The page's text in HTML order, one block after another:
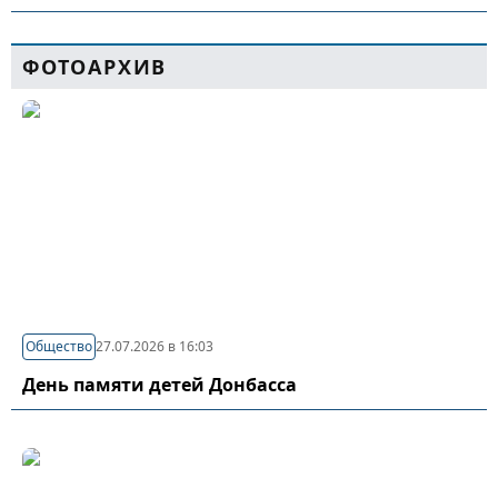
ФОТОАРХИВ
Общество27.07.2026 в 16:03
День памяти детей Донбасса